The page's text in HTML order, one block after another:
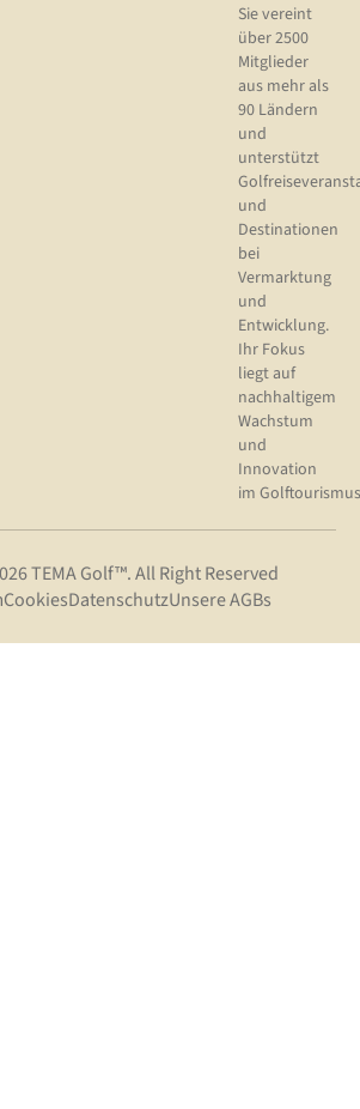
Sie vereint
über 2500
Mitglieder
aus mehr als
90 Ländern
und
unterstützt
und
Destinationen
bei
Vermarktung
und
Entwicklung.
Ihr Fokus
liegt auf
nachhaltigem
Wachstum
und
Innovation
im
TEMA Golf™. All Right Reserved
CookiesDatenschutzUnsere AGBs